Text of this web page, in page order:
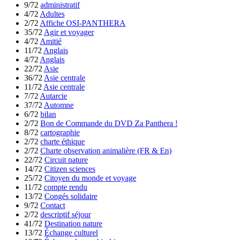
9/72 administratif
4/72Adultes
2/72Affiche OSI-PANTHERA
35/72Agir et voyager
4/72Amitié
11/72Anglais
4/72Anglais
22/72Asie
36/72Asie centrale
11/72Asie centrale
7/72Autarcie
37/72Automne
6/72 bilan
2/72 Bon de Commande du DVD Za Panthera !
8/72 cartographie
2/72 charte éthique
2/72 Charte observation animalière (FR & En)
22/72 Circuit nature
14/72 Citizen sciences
25/72 Citoyen du monde et voyage
11/72 compte rendu
13/72 Congés solidaire
9/72 Contact
2/72 descriptif séjour
41/72 Destination nature
13/72 Échange culturel